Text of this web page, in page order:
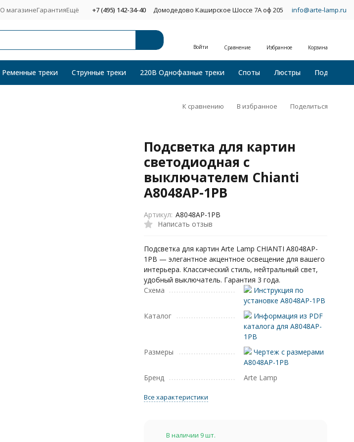
О магазинеГарантияЕщё +7 (495) 142-34-40 Домодедово Каширское Шоссе 7А оф 205 info@arte-lamp.ru
Войти Сравнение Избранное Корзина
Ременные треки Струнные треки 220В Однофазные треки Споты Люстры Подвесные
К сравнению В избранное Поделиться
Подсветка для картин
светодиодная с
выключателем Chianti
A8048AP-1PB
Написать отзыв
Артикул: A8048AP-1PB
Подсветка для картин Arte Lamp CHIANTI A8048AP-
1PB — элегантное акцентное освещение для вашего
интерьера. Классический стиль, нейтральный свет,
удобный выключатель. Гарантия 3 года.
Схема
Инструкция по
установке A8048AP-1PB
Каталог
Информация из PDF
каталога для A8048AP-
1PB
Размеры
Чертеж с размерами
A8048AP-1PB
Бренд
Arte Lamp
Все характеристики
В наличии 9 шт.